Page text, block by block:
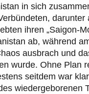
in sich
darunter
ihren „Saigon-
ab, während
ausbrach und
wurde. Ohne Plan
seitdem war
wiedergeborenen